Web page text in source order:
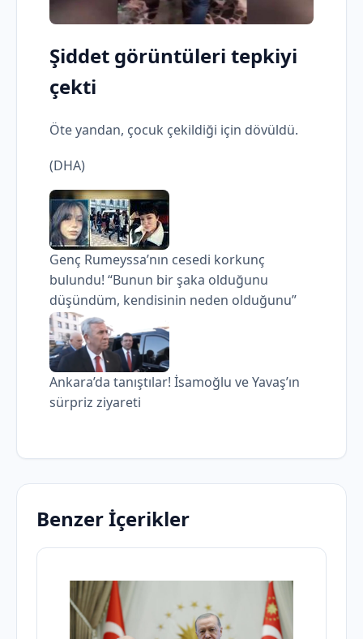
Şiddet görüntüleri tepkiyi
çekti
Öte yandan, çocuk çekildiği için dövüldü.
(DHA)
Genç Rumeyssa’nın cesedi korkunç
bulundu! “Bunun bir şaka olduğunu
düşündüm, kendisinin neden olduğunu”
Ankara’da tanıştılar! İsamoğlu ve Yavaş’ın
sürpriz ziyareti
Benzer İçerikler